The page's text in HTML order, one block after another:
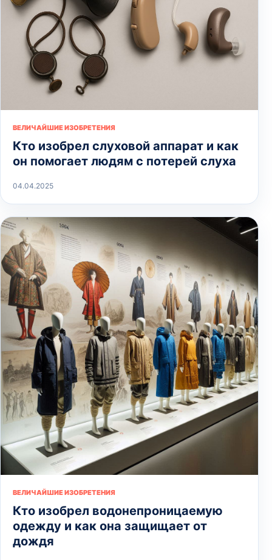
ВЕЛИЧАЙШИЕ ИЗОБРЕТЕНИЯ
Кто изобрел слуховой аппарат и как
он помогает людям с потерей слуха
04.04.2025
ВЕЛИЧАЙШИЕ ИЗОБРЕТЕНИЯ
Кто изобрел водонепроницаемую
одежду и как она защищает от
дождя